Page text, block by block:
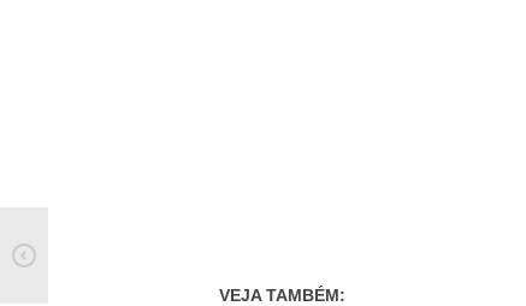
VEJA TAMBÉM: